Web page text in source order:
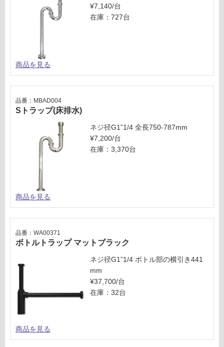
¥7,140/台
在庫：727台
商品を見る
Sトラップ(床排水)
品番：MBAD004
ネジ径G1”1/4 全長750-787mm
¥7,200/台
在庫：3,370台
商品を見る
ボトルトラップ マットブラック
品番：WA00371
ネジ径G1”1/4 ボトル部の横引き441
mm
¥37,700/台
在庫：32台
商品を見る